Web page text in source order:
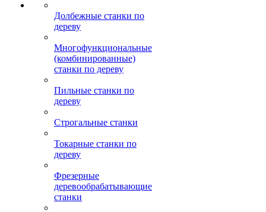
Долбежные станки по
дереву
Многофункциональные
(комбинированные)
станки по дереву
Пильные станки по
дереву
Строгальные станки
Токарные станки по
дереву
Фрезерные
деревообрабатывающие
станки